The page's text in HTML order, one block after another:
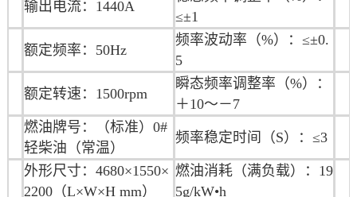
输出电流：1440A
≤±1
额定频率：50Hz
频率波动率（%）：≤±0.
5
额定转速：1500rpm
瞬态频率调整率（%）：
＋10～－7
燃油牌号：（标准）0#
轻柴油（常温）
频率稳定时间（S）：≤3
外形尺寸：4680×1550×
2200（L×W×H mm）
燃油消耗（满负载）：19
5g/kW•h